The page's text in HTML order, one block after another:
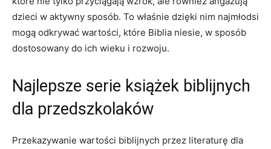
dzieci w aktywny sposób. To właśnie dzięki nim najmłodsi
mogą odkrywać wartości, które Biblia niesie, w sposób
dostosowany do ich wieku i rozwoju.
Najlepsze serie książek biblijnych
dla przedszkolaków
Przekazywanie wartości biblijnych przez literaturę dla